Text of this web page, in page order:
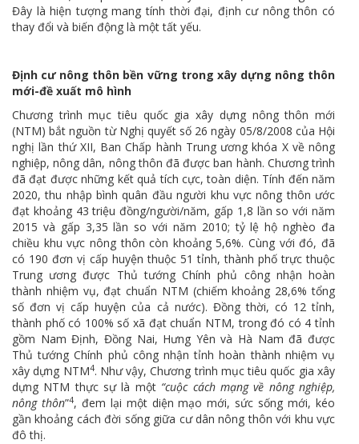
Đây là hiện tượng mang tính thời đại, định cư nông thôn có
thay đổi và biến động là một tất yếu.
Định cư nông thôn bền vững trong xây dựng nông thôn
mới-đề xuất mô hình
Chương trình mục tiêu quốc gia xây dựng nông thôn mới
(NTM) bắt nguồn từ Nghị quyết số 26 ngày 05/8/2008 của Hội
nghị lần thứ XII, Ban Chấp hành Trung ương khóa X về nông
nghiệp, nông dân, nông thôn đã được ban hành. Chương trình
đã đạt được những kết quả tích cực, toàn diện. Tính đến năm
2020, thu nhập bình quân đầu người khu vực nông thôn ước
đạt khoảng 43 triệu đồng/người/năm, gấp 1,8 lần so với năm
2015 và gấp 3,35 lần so với năm 2010; tỷ lệ hộ nghèo đa
chiều khu vực nông thôn còn khoảng 5,6%. Cùng với đó, đã
có 190 đơn vị cấp huyện thuộc 51 tỉnh, thành phố trực thuộc
Trung ương được Thủ tướng Chính phủ công nhận hoàn
thành nhiệm vụ, đạt chuẩn NTM (chiếm khoảng 28,6% tổng
số đơn vị cấp huyện của cả nước). Đồng thời, có 12 tỉnh,
thành phố có 100% số xã đạt chuẩn NTM, trong đó có 4 tỉnh
gồm Nam Định, Đồng Nai, Hưng Yên và Hà Nam đã được
Thủ tướng Chính phủ công nhận tỉnh hoàn thành nhiệm vụ
xây dựng NTM4. Như vậy, Chương trình mục tiêu quốc gia xây
dựng NTM thực sự là một “cuộc cách mạng về nông nghiệp,
nông thôn”4, đem lại một diện mạo mới, sức sống mới, kéo
gần khoảng cách đời sống giữa cư dân nông thôn với khu vực
đô thị.